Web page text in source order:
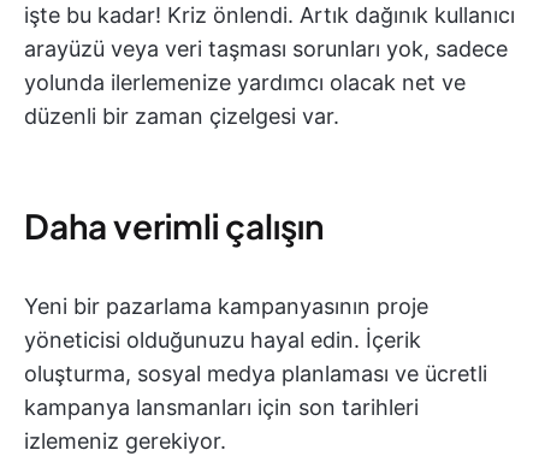
işte bu kadar! Kriz önlendi. Artık dağınık kullanıcı
arayüzü veya veri taşması sorunları yok, sadece
yolunda ilerlemenize yardımcı olacak net ve
düzenli bir zaman çizelgesi var.
Daha verimli çalışın
Yeni bir pazarlama kampanyasının proje
yöneticisi olduğunuzu hayal edin. İçerik
oluşturma, sosyal medya planlaması ve ücretli
kampanya lansmanları için son tarihleri
izlemeniz gerekiyor.